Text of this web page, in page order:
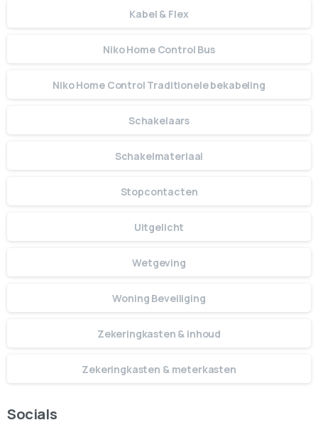
Kabel & Flex
Niko Home Control Bus
Niko Home Control Traditionele bekabeling
Schakelaars
Schakelmateriaal
Stopcontacten
Uitgelicht
Wetgeving
Woning Beveiliging
Zekeringkasten & inhoud
Zekeringkasten & meterkasten
Socials